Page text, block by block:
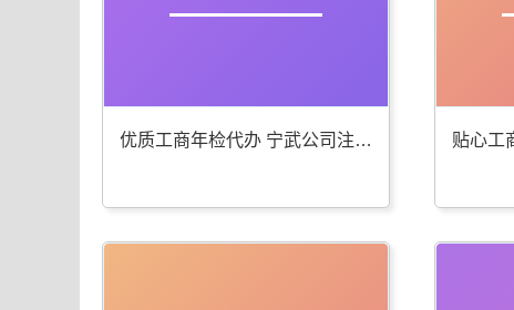
优质工商年检代办 宁武公司注册服务棒